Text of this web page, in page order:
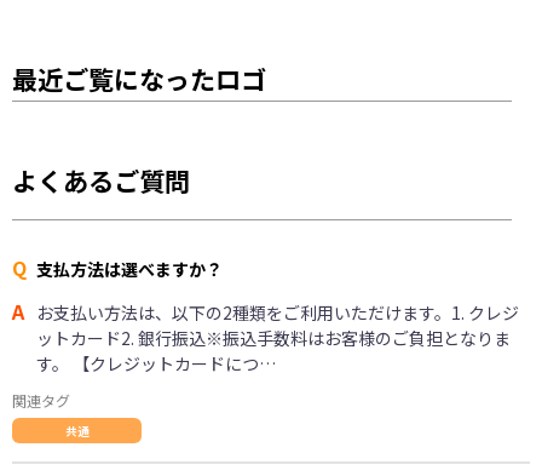
最近ご覧になったロゴ
よくあるご質問
Q 支払方法は選べますか？
A お支払い方法は、以下の2種類をご利用いただけます。1. クレジ
ットカード2. 銀行振込※振込手数料はお客様のご負担となりま
す。 【クレジットカードにつ…
関連タグ
共通